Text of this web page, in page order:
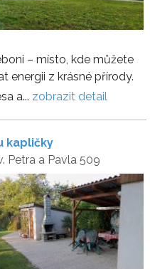
– místo, kde můžete
energii z krásné přírody.
a... zobrazit detail
kapličky
Petra a Pavla 509